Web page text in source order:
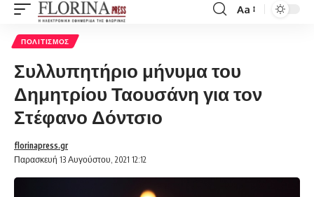
Font
Aa
ΠΟΛΙΤΙΣΜΌΣ
Συλλυπητήριο μήνυμα του
Δημητρίου Ταουσάνη για τον
Στέφανο Δόντσιο
Παρασκευή 13 Αυγούστου, 2021 12:12
florinapress.gr